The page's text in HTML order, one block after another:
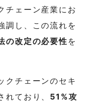
チェーン産業にお
調し、この流れを
の改定の必要性 を
クチェーンのセキ
れており、 51%攻